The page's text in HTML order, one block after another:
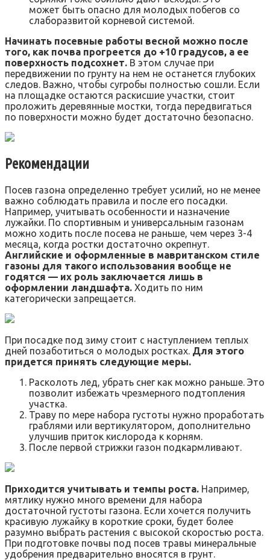
может быть опасно для молодых побегов со
слаборазвитой корневой системой.
Начинать посевные работы весной можно после
того, как почва прогреется до +10 градусов, а ее
поверхность подсохнет. В этом случае при
передвижении по грунту на нем не останется глубоких
следов. Важно, чтобы сугробы полностью сошли. Если
на площадке остаются раскисшие участки, стоит
проложить деревянные мостки, тогда передвигаться
по поверхности можно будет достаточно безопасно.
Рекомендации
Посев газона определенно требует усилий, но не менее
важно соблюдать правила и после его посадки.
Например, учитывать особенности и назначение
лужайки. По спортивным и универсальным газонам
можно ходить после посева не раньше, чем через 3-4
месяца, когда ростки достаточно окрепнут.
Английские и оформленные в мавританском стиле
газоны для такого использования вообще не
годятся — их роль заключается лишь в
оформлении ландшафта. Ходить по ним
категорически запрещается.
При посадке под зиму стоит с наступлением теплых
дней позаботиться о молодых ростках. Для этого
придется принять следующие меры.
Расколоть лед, убрать снег как можно раньше. Это
позволит избежать чрезмерного подтопления
участка.
Траву по мере набора густоты нужно проработать
граблями или вертикулятором, дополнительно
улучшив приток кислорода к корням.
После первой стрижки газон подкармливают.
Приходится учитывать и темпы роста. Например,
мятлику нужно много времени для набора
достаточной густоты газона. Если хочется получить
красивую лужайку в короткие сроки, будет более
разумно выбрать растения с высокой скоростью роста.
При подготовке почвы под посев травы минеральные
удобрения предварительно вносятся в грунт.